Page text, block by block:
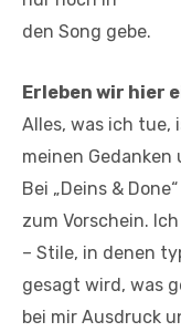
den Song gebe.
Erleben wir hier
Alles, was ich tue,
meinen
Bei „Deins &
zum Vorschein.
– Stile, in denen
gesagt wird, was
bei mir Ausdruck